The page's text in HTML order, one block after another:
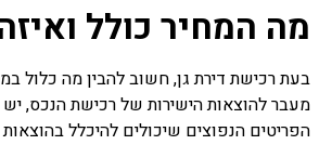
מה המחיר כולל
בעת רכישת דירת גן, חשוב להבין מה כלול
מעבר להוצאות הישירות של רכישת הנכס,
הפריטים הנפוצים שיכולים להיכלל בהוצאות